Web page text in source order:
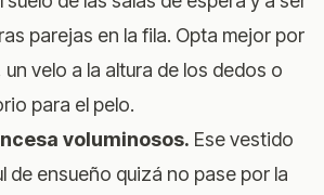
parejas en la fila. Opta mejor por
velo a la altura de los dedos o
para el pelo.
voluminosos. Ese vestido
de ensueño quizá no pase por la